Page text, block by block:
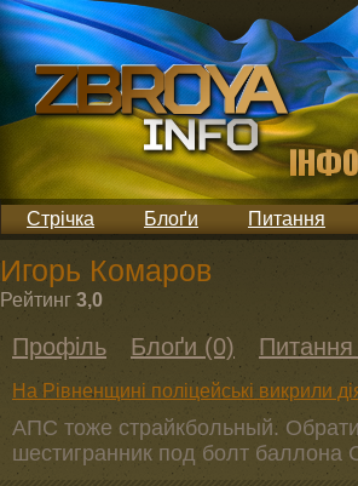
Стрічка Блоґи Питання
Игорь Комаров
Рейтинг 3,0
Профіль Блоґи (0)
На Рівненщині поліцейські викрили
АПС тоже страйкбольный.
шестигранник под болт баллона